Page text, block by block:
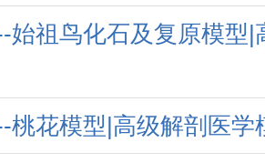
始祖鸟化石及复原模型|
桃花模型|高级解剖医学